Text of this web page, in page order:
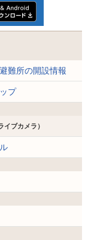
難所の開設情報
プ
イブカメラ）